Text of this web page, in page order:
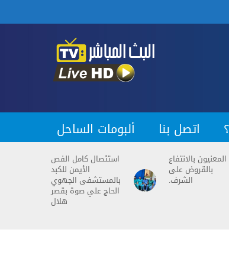
اتصل بنا ألبومات الساحل
المعنيون بالانتفاع
بالقروض على
الشرف.
استئصال كامل الفص
الأيمن للكبد
بالمستشفى الجهوي
الحاج علي صوة بقصر
هلال